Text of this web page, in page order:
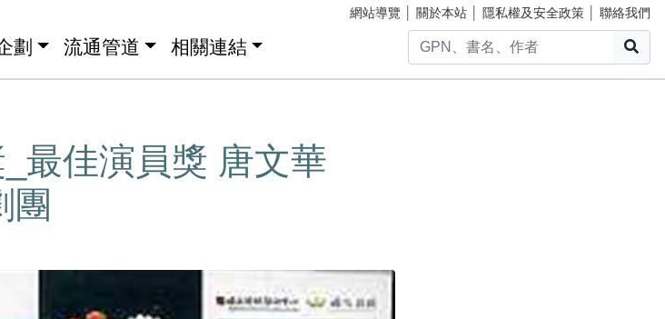
網站導覽 關於本站 隱私權及安全政策 聯絡我們
劃 流通管道 相關連結
最佳演員獎 唐文華
團